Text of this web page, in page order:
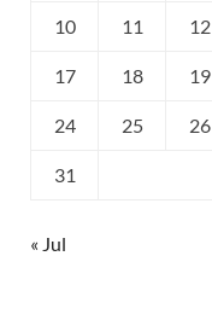
10 11 12
17 18 19
24 25 26
31
« Jul